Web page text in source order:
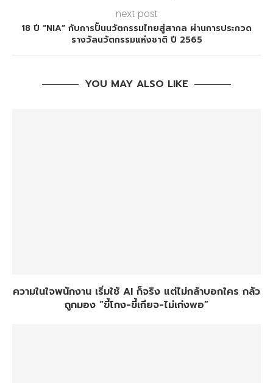
next post
18 ปี “NIA” กับการปั้นนวัตกรรมไทยสู่สากล ผ่านการประกวด
รางวัลนวัตกรรมแห่งชาติ ปี 2565
YOU MAY ALSO LIKE
ความในใจพนักงาน เริ่มใช้ AI ก็จริง แต่ไม่กล้าบอกใคร กลัว
ถูกมอง “ขี้โกง-ขี้เกียจ-ไม่เก่งพอ”